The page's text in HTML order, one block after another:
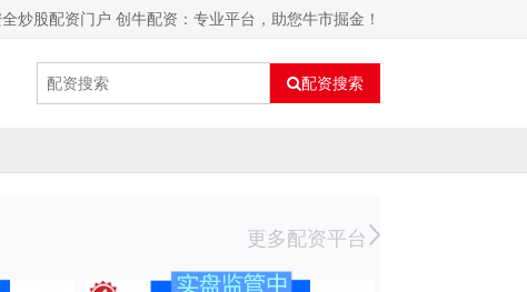
炒股配资门户 创牛配资：专业平台，助您牛市掘金！
配资搜索
更多配资平台